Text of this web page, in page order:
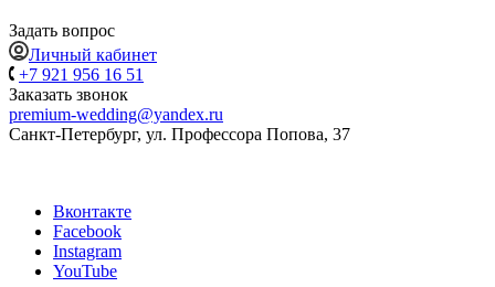
Задать вопрос
Личный кабинет
+7 921 956 16 51
Заказать звонок
premium-wedding@yandex.ru
Санкт-Петербург, ул. Профессора Попова, 37
Вконтакте
Facebook
Instagram
YouTube